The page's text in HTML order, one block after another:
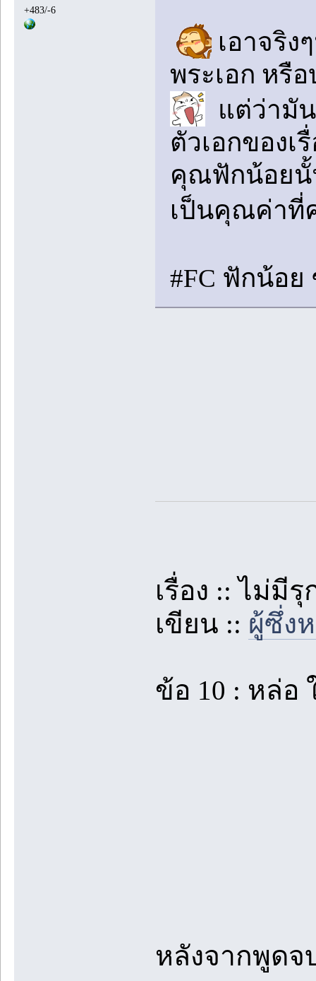
+483/-6
เอาจริง
พระเอก หรื
แต่ว่ามั
ตัวเอกของเ
คุณฟักน้อยนั้
เป็นคุณค่า
#FC ฟักน้อ
เรื่อง :: ไม่มี
เขียน :: ผู้ซึ่ง
ข้อ 10 : หล่อ
หลังจากพูดจ